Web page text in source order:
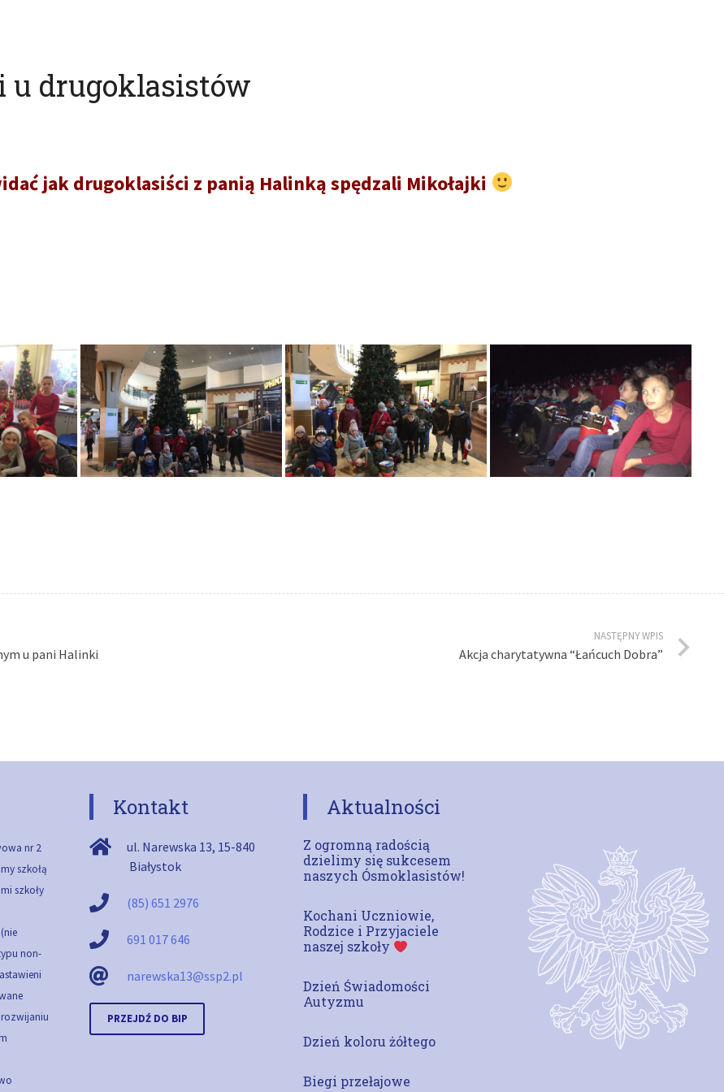
u drugoklasistów
jak drugoklasiści z panią Halinką spędzali Mikołajki
u pani Halinki
NASTĘPNY WPIS
Akcja charytatywna “Łańcuch Dobra”
nr 2
szkołą
szkoły
non-
Kontakt
ul. Narewska 13, 15-840
Białystok
(85) 651 2976
691 017 646
narewska13@ssp2.pl
PRZEJDŹ DO BIP
Aktualności
Z ogromną radością
dzielimy się sukcesem
naszych Ósmoklasistów!
Kochani Uczniowie,
Rodzice i Przyjaciele
naszej szkoły
Dzień Świadomości
Autyzmu
Dzień koloru żółtego
Biegi przełajowe